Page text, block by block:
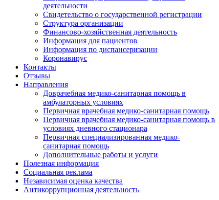
деятельности
Свидетельство о государственной регистрации
Структура организации
Финансово-хозяйственная деятельность
Информация для пациентов
Информация по диспансеризации
Коронавирус
Контакты
Отзывы
Направления
Доврачебная медико-санитарная помощь в
амбулаторных условиях
Первичная врачебная медико-санитарная помощь
Первичная врачебная медико-санитарная помощь в
условиях дневного стационара
Первичная специализированная медико-
санитарная помощь
Дополнительные работы и услуги
Полезная информация
Социальная реклама
Независимая оценка качества
Антикоррупционная деятельность